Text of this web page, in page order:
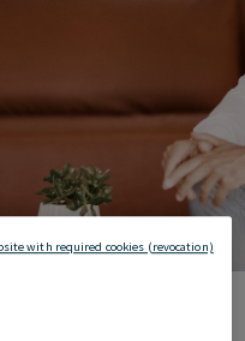
with required cookies (revocation)